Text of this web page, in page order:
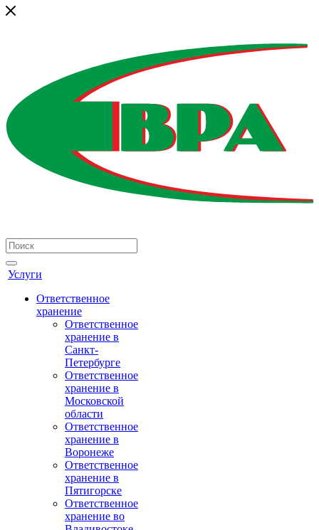
Услуги
Ответственное
хранение
Ответственное
хранение в
Санкт-
Петербурге
Ответственное
хранение в
Московской
области
Ответственное
хранение в
Воронеже
Ответственное
хранение в
Пятигорске
Ответственное
хранение во